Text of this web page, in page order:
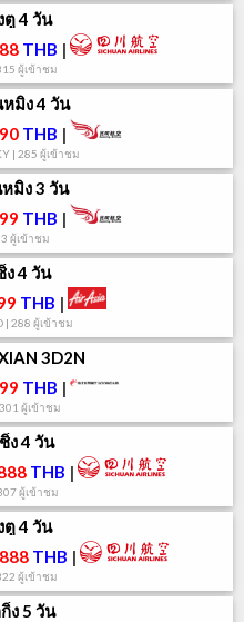
ตู 4 วัน
THB |
ผู้เข้าชม
มิง 4 วัน
THB |
| 285 ผู้เข้าชม
มิง 3 วัน
THB |
ผู้เข้าชม
ง 4 วัน
THB |
| 288 ผู้เข้าชม
3D2N
THB |
ผู้เข้าชม
ง 4 วัน
THB |
ผู้เข้าชม
ตู 4 วัน
THB |
ผู้เข้าชม
ง 5 วัน